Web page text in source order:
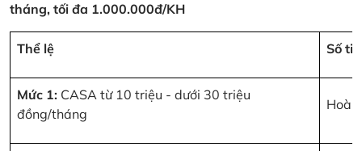
tháng, tối đa 1.000.000đ/KH
Thể lệ Số
Mức 1: CASA từ 10 triệu - dưới 30 triệu
đồng/tháng